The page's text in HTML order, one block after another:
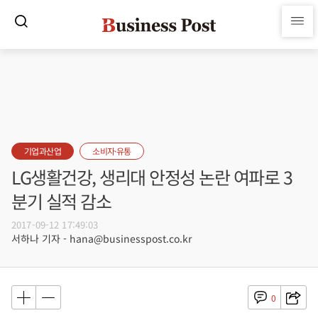
기업과산업 소비자·유통
LG생활건강, 생리대 안정성 논란 여파로 3
분기 실적 감소
2017-09-12 17:49:03
서하나 기자 - hana@businesspost.co.kr
0